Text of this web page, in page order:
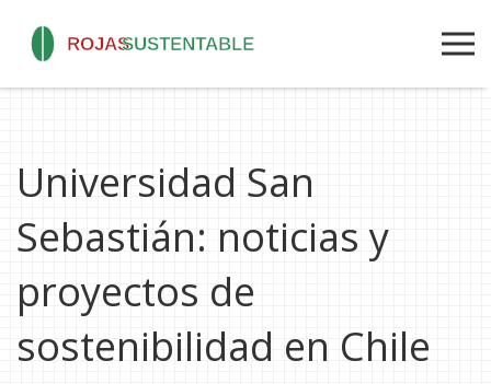
Universidad San
Sebastián: noticias y
proyectos de
sostenibilidad en Chile